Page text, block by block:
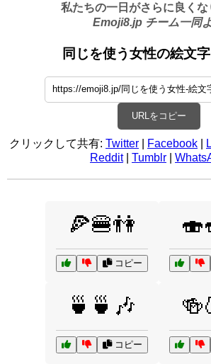
私たちの一日がさらに良くな
Emoji8.jp チーム一同
同じを使う女性の絵文
URLをコピー
クリックして共有: Twitter Facebook
Reddit| Tumblr
🍕🍔👫
コピー
🍵🍵🎶
コピー